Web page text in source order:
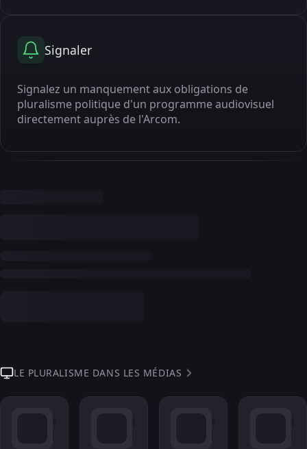
Signaler
Signalez un manquement aux obligations de
pluralisme politique d'un programme audiovisuel
directement auprès de l'Arcom.
LE PLURALISME DANS LES MÉDIAS